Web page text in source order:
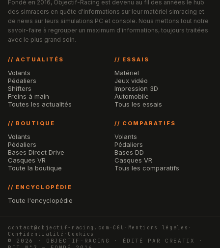
Fondé en 2016, Objectif-Racing est devenu au fil des années le hub
des simracers en quête d'informations sur leur matériel simracing et
de news sur leurs simulations PC et console. Nous mettons tout notre
savoir-faire à regrouper un maximum d'informations, toujours traitées
avec le plus grand soin.
// ACTUALITÉS
Volants
Pédaliers
Shifters
Freins à main
Toutes les actualités
// ESSAIS
Matériel
Jeux vidéo
Impression 3D
Automobile
Tous les essais
// BOUTIQUE
Volants
Pédaliers
Bases Direct Drive
Casques VR
Toute la boutique
// COMPARATIFS
Volants
Pédaliers
Bases DD
Casques VR
Tous les comparatifs
// ENCYCLOPÉDIE
Toute l'encyclopédie
contact@objectif-racing.com · CGU · Mentions légales ·
Confidentialité · Cookies
© 2026 · OBJECTIF-RACING · ÉDITÉ PAR CREATIX ·